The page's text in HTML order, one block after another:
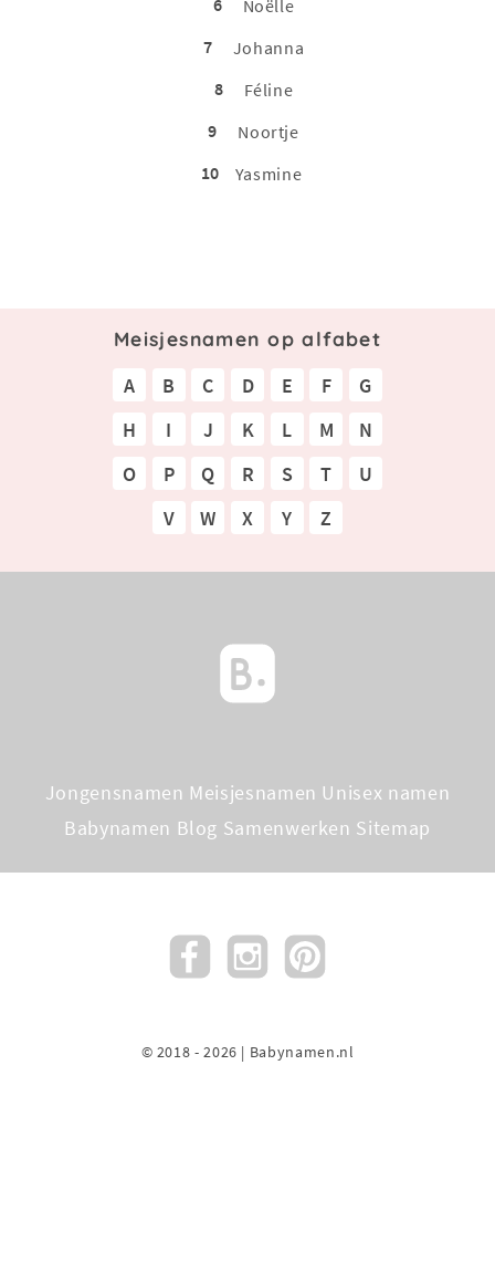
Noëlle
7
Johanna
8
Féline
9
Noortje
10
Yasmine
Meisjesnamen op alfabet
A B C D E F
G
H
I J K L M
N
O
P Q R S T
U
V
W X Y Z
Jongensnamen Meisjesnamen Unisex namen
Babynamen Blog Samenwerken Sitemap
© 2018 - 2026 | Babynamen.nl